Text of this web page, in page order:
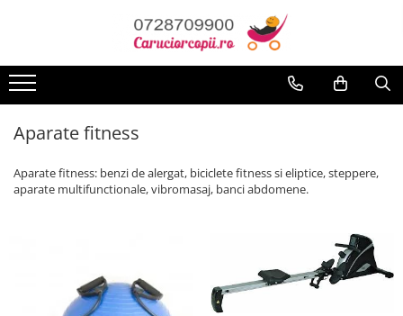
Carucioare copii
Carucioare copii 2in1
Carucioare copii 3in1
Saci si invelitoare
Huse ploaie si antiinsecte
Aparate fitness
Aparate fitness: benzi de alergat, biciclete fitness si eliptice, steppere,
aparate multifunctionale, vibromasaj, banci abdomene.